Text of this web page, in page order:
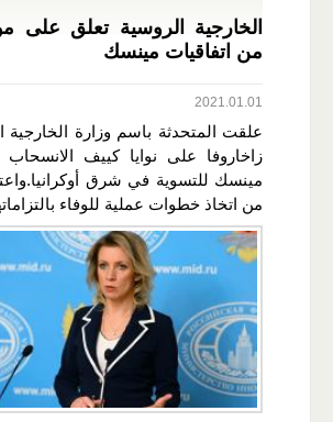
الخارجية الروسية تعلق على
من اتفاقيات مينسك
2021.01.01
علقت المتحدثة باسم وزارة الخارجية
زاخاروفا على نوايا كييف الانسحاب
مينسك للتسوية في شرق
من اتخاذ خطوات عملية للوفاء